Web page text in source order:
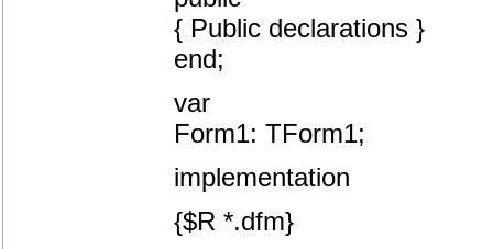
{ Public declarations }
end;
var
Form1: TForm1;
implementation
{$R *.dfm}